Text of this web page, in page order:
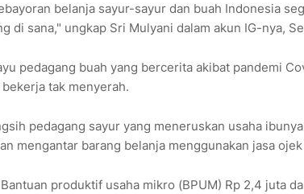
belanja sayur-sayur dan buah Indonesia
di sana," ungkap Sri Mulyani dalam akun IG-nya,
pedagang buah yang bercerita akibat pandemi
tak menyerah.
pedagang sayur yang meneruskan usaha
mengantar barang belanja menggunakan jasa
produktif usaha mikro (BPUM) Rp 2,4 juta